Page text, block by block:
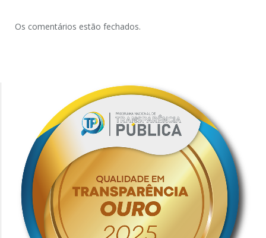
Os comentários estão fechados.